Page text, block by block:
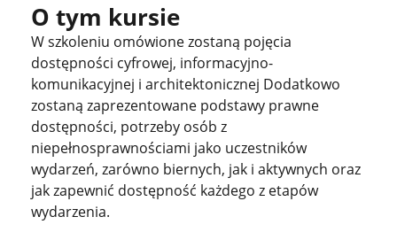
O tym kursie
W szkoleniu omówione zostaną pojęcia
dostępności cyfrowej, informacyjno-
komunikacyjnej i architektonicznej Dodatkowo
zostaną zaprezentowane podstawy prawne
dostępności, potrzeby osób z
niepełnosprawnościami jako uczestników
wydarzeń, zarówno biernych, jak i aktywnych oraz
jak zapewnić dostępność każdego z etapów
wydarzenia.